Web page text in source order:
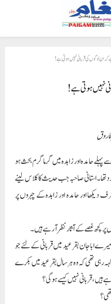
ان لوگوں کی قربانی نہیں ہوتی ہے !
نہیں ہوتی ہے !
حامدہ اورزاہدہ میں گرما گرم بحث ہو
تھا۔استانی صاحبہ جب حدیث کا کلاس لینے
اور حامدہ اور زاہدہ کے چہروں پر
پر کچھ غصے کے آثار نظر آ رہے ہیں۔
اباجان بقرعید میں قربانی کے لئے جو
رہی تھی کہ وہ ہر سال بقرعید میں بکرے
ہیں، قربانی نہیں کیسے ہوگی ؟
؟